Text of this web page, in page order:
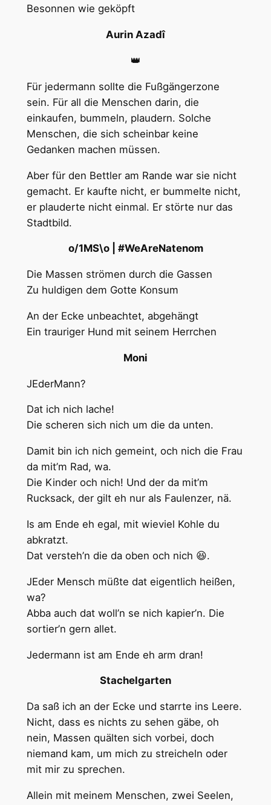
Besonnen wie geköpft
Aurin Azadî
👑
Für jedermann sollte die Fußgängerzone
sein. Für all die Menschen darin, die
einkaufen, bummeln, plaudern. Solche
Menschen, die sich scheinbar keine
Gedanken machen müssen.
Aber für den Bettler am Rande war sie nicht
gemacht. Er kaufte nicht, er bummelte nicht,
er plauderte nicht einmal. Er störte nur das
Stadtbild.
o/1MS\o | #⁣WeAreNatenom
Die Massen strömen durch die Gassen
Zu huldigen dem Gotte Konsum
An der Ecke unbeachtet, abgehängt
Ein trauriger Hund mit seinem Herrchen
Moni
JEderMann?
Dat ich nich lache!
Die scheren sich nich um die da unten.
Damit bin ich nich gemeint, och nich die Frau
da mit’m Rad, wa.
Die Kinder och nich! Und der da mit’m
Rucksack, der gilt eh nur als Faulenzer, nä.
Is am Ende eh egal, mit wieviel Kohle du
abkratzt.
Dat versteh’n die da oben och nich 😆.
JEder Mensch müßte dat eigentlich heißen,
wa?
Abba auch dat woll’n se nich kapier’n. Die
sortier’n gern allet.
Jedermann ist am Ende eh arm dran!
Stachelgarten
Da saß ich an der Ecke und starrte ins Leere.
Nicht, dass es nichts zu sehen gäbe, oh
nein, Massen quälten sich vorbei, doch
niemand kam, um mich zu streicheln oder
mit mir zu sprechen.
Allein mit meinem Menschen, zwei Seelen,